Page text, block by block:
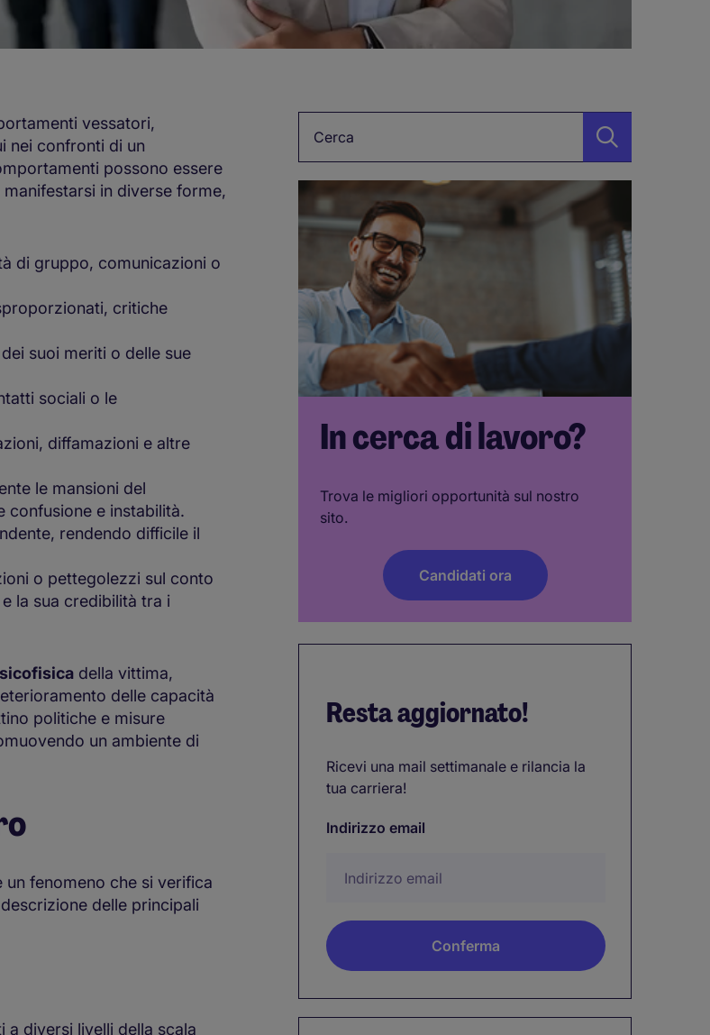
vessatori,
nei confronti di un
possono essere
manifestarsi in diverse forme,
di gruppo, comunicazioni o
critiche
suoi meriti o delle sue
sociali o le
diffamazioni e altre
le mansioni del
confusione e instabilità.
rendendo difficile il
o pettegolezzi sul conto
la sua credibilità tra i
della vittima,
delle capacità
politiche e misure
un ambiente di
fenomeno che si verifica
delle principali
diversi livelli della scala
In cerca di lavoro?
Trova le migliori opportunità sul nostro
sito.
Candidati ora
Resta aggiornato!
Ricevi una mail settimanale e rilancia la
tua carriera!
Indirizzo email